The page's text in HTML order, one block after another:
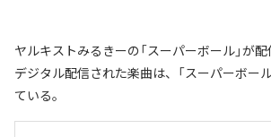
ヤルキストみるきーの「スーパーボール」が
デジタル配信された楽曲は、「スーパーボー
ている。